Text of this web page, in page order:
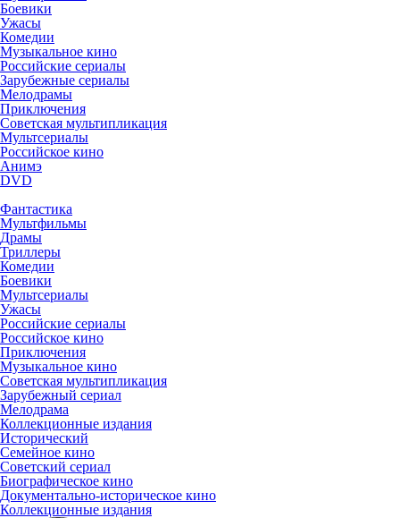
Боевики
Ужасы
Комедии
Музыкальное кино
Российские сериалы
Зарубежные сериалы
Мелодрамы
Приключения
Советская мультипликация
Мультсериалы
Российское кино
Анимэ
DVD
Фантастика
Мультфильмы
Драмы
Триллеры
Комедии
Боевики
Мультсериалы
Ужасы
Российские сериалы
Российское кино
Приключения
Музыкальное кино
Советская мультипликация
Зарубежный сериал
Мелодрама
Коллекционные издания
Исторический
Семейное кино
Советский сериал
Биографическое кино
Документально-историческое кино
Коллекционные издания